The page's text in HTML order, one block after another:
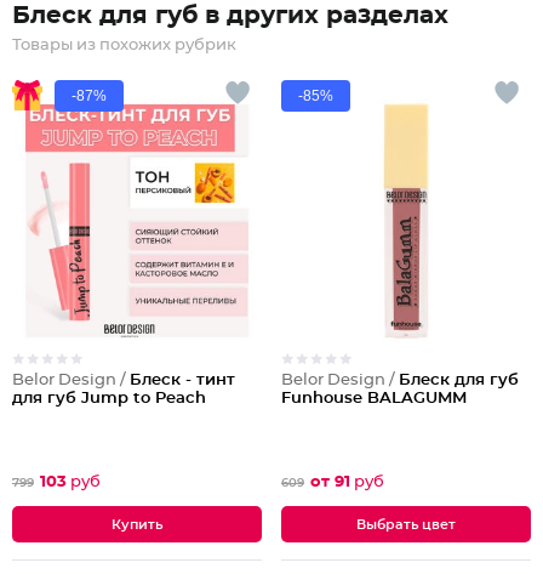
Блеск для губ в других разделах
Товары из похожих рубрик
-87%
Belor Design / Блеск - тинт
для губ Jump to Peach
799 103 руб
-85%
Belor Design / Блеск для губ
Funhouse BALAGUMM
609 от 91 руб
Выбрать цвет